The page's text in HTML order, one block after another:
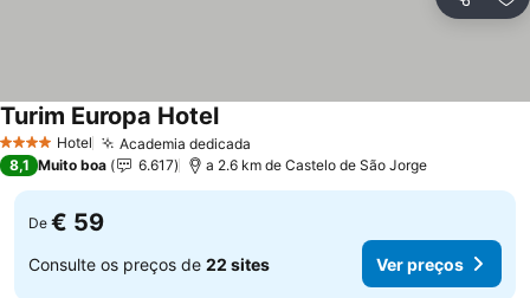
Partilhar
4 EstrelasHotel Academia dedicada
Turim Europa HotelVer preços
8,1 Muito boa 6.617 a 2.6 km de Castelo de São Jorge
De € 59
Consulte os preços de 22 sites Ver preços